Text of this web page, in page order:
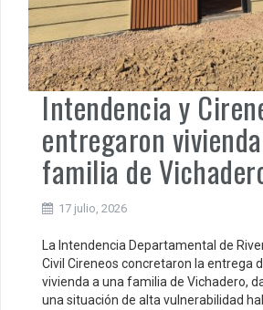
Intendencia y
entregaron
familia de
17 julio, 2026
La Intendencia Departamental de
Civil Cireneos concretaron la entrega
vivienda a una familia de Vichadero,
una situación de alta vulnerabilidad